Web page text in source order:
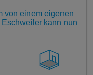
von einem eigenen
kann nun